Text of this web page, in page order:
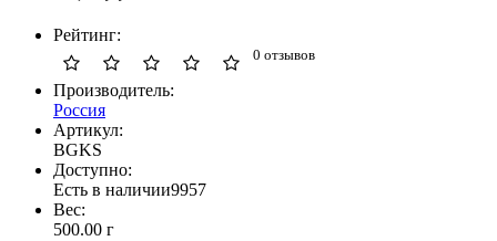
Рейтинг:
0 отзывов
Производитель:
Россия
Артикул:
BGKS
Доступно:
Есть в наличии9957
Вес:
500.00 г